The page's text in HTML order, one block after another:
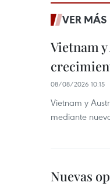
VER MÁS
Vietnam
08/08/2026 10:15
Vietnam y
mediante
Nuevas